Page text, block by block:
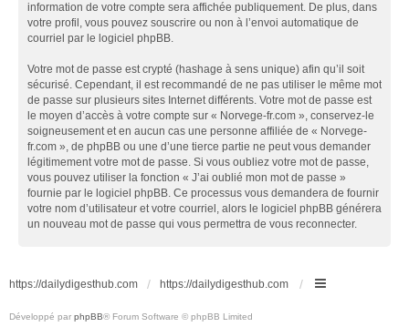
information de votre compte sera affichée publiquement. De plus, dans
votre profil, vous pouvez souscrire ou non à l’envoi automatique de
courriel par le logiciel phpBB.
Votre mot de passe est crypté (hashage à sens unique) afin qu’il soit
sécurisé. Cependant, il est recommandé de ne pas utiliser le même mot
de passe sur plusieurs sites Internet différents. Votre mot de passe est
le moyen d’accès à votre compte sur « Norvege-fr.com », conservez-le
soigneusement et en aucun cas une personne affiliée de « Norvege-
fr.com », de phpBB ou une d’une tierce partie ne peut vous demander
légitimement votre mot de passe. Si vous oubliez votre mot de passe,
vous pouvez utiliser la fonction « J’ai oublié mon mot de passe »
fournie par le logiciel phpBB. Ce processus vous demandera de fournir
votre nom d’utilisateur et votre courriel, alors le logiciel phpBB générera
un nouveau mot de passe qui vous permettra de vous reconnecter.
https://dailydigesthub.com https://dailydigesthub.com
Développé par phpBB® Forum Software © phpBB Limited